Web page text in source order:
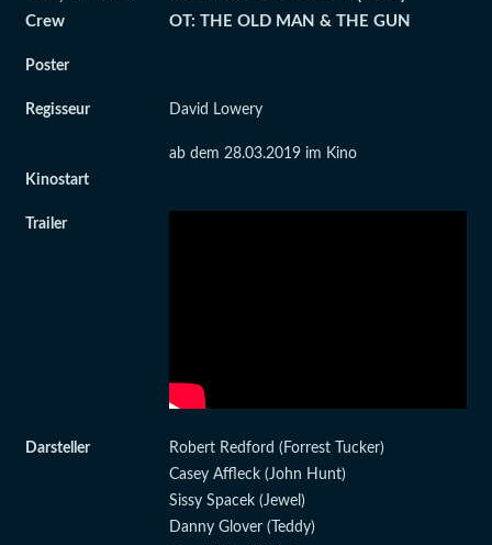
Crew
OT: THE OLD MAN & THE GUN
Poster
Regisseur David Lowery
Kinostart
ab dem 28.03.2019 im Kino
Trailer
Darsteller
Robert Redford (Forrest Tucker)
Casey Affleck (John Hunt)
Sissy Spacek (Jewel)
Danny Glover (Teddy)